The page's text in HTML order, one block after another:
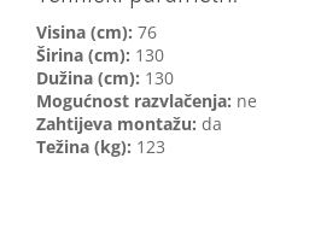
Visina (cm): 76
Širina (cm): 130
Dužina (cm): 130
Mogućnost razvlačenja: ne
Zahtijeva montažu: da
Težina (kg): 123